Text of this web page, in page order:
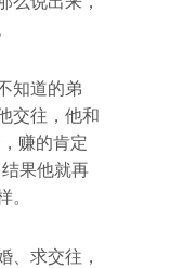
知道的弟
交往，他和
赚的肯定
果他就再
、求交往，